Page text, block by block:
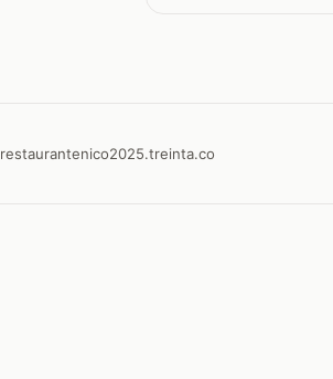
restaurantenico2025.treinta.co